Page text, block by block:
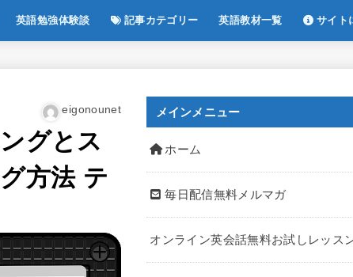
英語勉強体験談 記事カテゴリー 英語教材一覧 サイト
eigonounet
グとス
方法 テ
メインメニュー
ホーム
毎日配信無料メルマガ
オンライン英会話無料お試しレッス